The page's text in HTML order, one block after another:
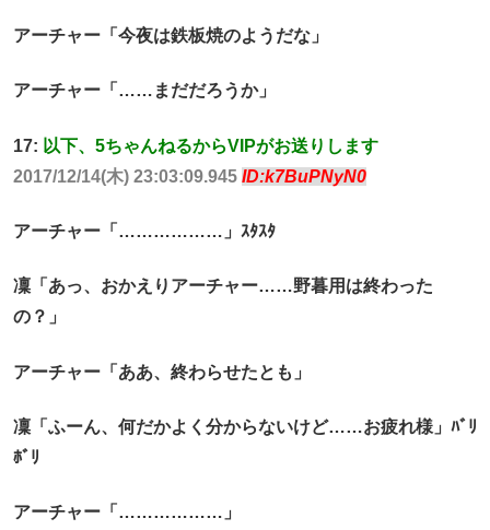
アーチャー「今夜は鉄板焼のようだな」
アーチャー「……まだだろうか」
17: 以下、5ちゃんねるからVIPがお送りします
2017/12/14(木) 23:03:09.945 ID:k7BuPNyN0
アーチャー「………………」ｽﾀｽﾀ
凜「あっ、おかえりアーチャー……野暮用は終わった
の？」
アーチャー「ああ、終わらせたとも」
凜「ふーん、何だかよく分からないけど……お疲れ様」ﾊﾞﾘ
ﾎﾞﾘ
アーチャー「………………」